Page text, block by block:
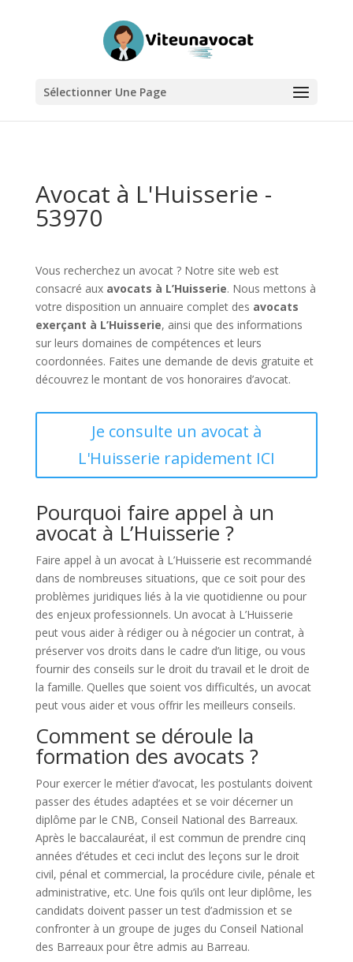
Sélectionner Une Page
Avocat à L'Huisserie -
53970
Vous recherchez un avocat ? Notre site web est
consacré aux avocats à L’Huisserie. Nous mettons à
votre disposition un annuaire complet des avocats
exerçant à L’Huisserie, ainsi que des informations
sur leurs domaines de compétences et leurs
coordonnées. Faites une demande de devis gratuite et
découvrez le montant de vos honoraires d’avocat.
Je consulte un avocat à
L'Huisserie rapidement ICI
Pourquoi faire appel à un
avocat à L’Huisserie ?
Faire appel à un avocat à L’Huisserie est recommandé
dans de nombreuses situations, que ce soit pour des
problèmes juridiques liés à la vie quotidienne ou pour
des enjeux professionnels. Un avocat à L’Huisserie
peut vous aider à rédiger ou à négocier un contrat, à
préserver vos droits dans le cadre d’un litige, ou vous
fournir des conseils sur le droit du travail et le droit de
la famille. Quelles que soient vos difficultés, un avocat
peut vous aider et vous offrir les meilleurs conseils.
Comment se déroule la
formation des avocats ?
Pour exercer le métier d’avocat, les postulants doivent
passer des études adaptées et se voir décerner un
diplôme par le CNB, Conseil National des Barreaux.
Après le baccalauréat, il est commun de prendre cinq
années d’études et ceci inclut des leçons sur le droit
civil, pénal et commercial, la procédure civile, pénale et
administrative, etc. Une fois qu’ils ont leur diplôme, les
candidats doivent passer un test d’admission et se
confronter à un groupe de juges du Conseil National
des Barreaux pour être admis au Barreau.